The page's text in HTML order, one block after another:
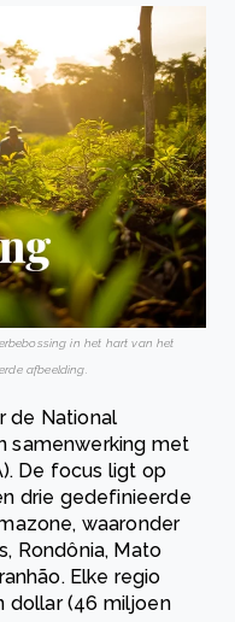
in het hart van het
afbeelding.
de National
samenwerking met
De focus ligt op
drie gedefinieerde
waaronder
Rondônia, Mato
Elke regio
dollar (46 miljoen